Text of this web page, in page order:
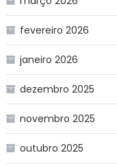
fevereiro 2026
janeiro 2026
dezembro 2025
novembro 2025
outubro 2025